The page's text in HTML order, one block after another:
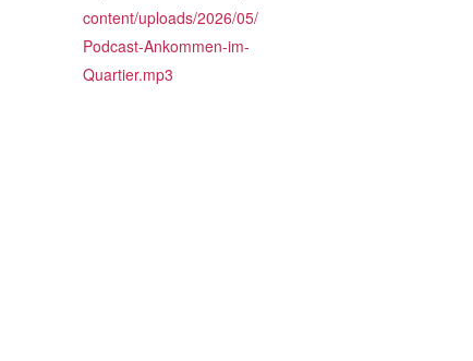
content/uploads/2026/05/
Podcast-Ankommen-im-
Quartier.mp3